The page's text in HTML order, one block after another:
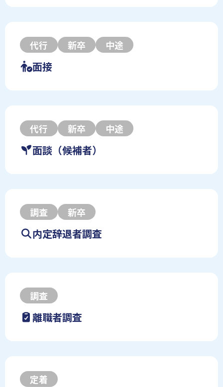
代行 新卒 中途
面接
代行 新卒 中途
面談（候補者）
調査 新卒
内定辞退者調査
調査
離職者調査
定着